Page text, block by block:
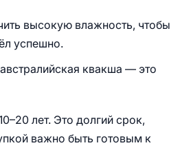
высокую влажность, чтобы
успешно.
квакша — это
лет. Это долгий срок,
важно быть готовым к